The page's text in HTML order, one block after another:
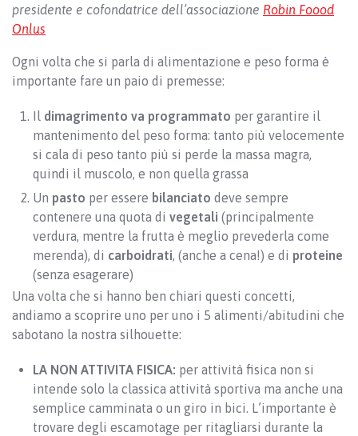
presidente e cofondatrice dell’associazione Robin Foood
Onlus
Ogni volta che si parla di alimentazione e peso forma è
importante fare un paio di premesse:
Il dimagrimento va programmato per garantire il
mantenimento del peso forma: tanto più velocemente
si cala di peso tanto più si perde la massa magra,
quindi il muscolo, e non quella grassa
Un pasto per essere bilanciato deve sempre
contenere una quota di vegetali (principalmente
verdura, mentre la frutta è meglio prevederla come
merenda), di carboidrati, (anche a cena!) e di proteine
(senza esagerare)
Una volta che si hanno ben chiari questi concetti,
andiamo a scoprire uno per uno i 5 alimenti/abitudini che
sabotano la nostra silhouette:
LA NON ATTIVITA FISICA: per attività fisica non si
intende solo la classica attività sportiva ma anche una
semplice camminata o un giro in bici. L’importante è
trovare degli escamotage per ritagliarsi durante la